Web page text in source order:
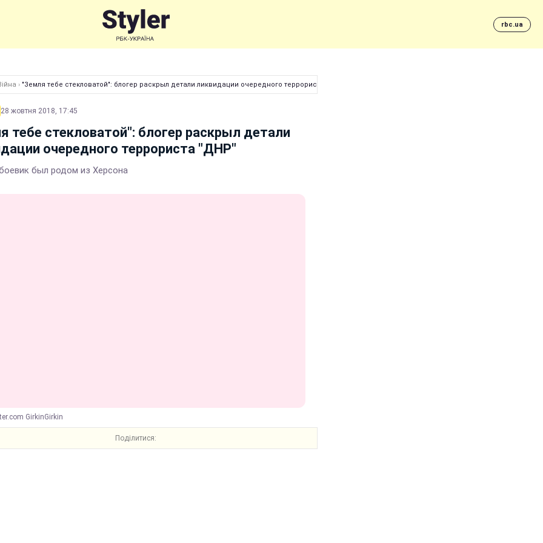
rbc.ua
› "Земля тебе стекловатой": блогер раскрыл детали ликвидации очередного террориста "ДНР"
28 жовтня 2018, 17:45
тебе стекловатой": блогер раскрыл детали
очередного террориста "ДНР"
был родом из Херсона
GirkinGirkin
Поділитися: